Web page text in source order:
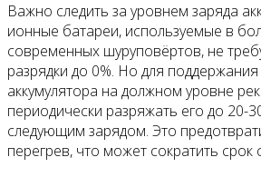
Важно следить за уровнем заряда
ионные батареи, используемые в
современных шуруповёртов, не
разрядки до 0%. Но для
аккумулятора на должном уровне
периодически разряжать его до 20-
следующим зарядом. Это
перегрев, что может сократить срок